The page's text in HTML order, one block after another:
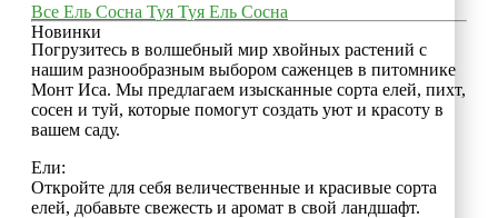
Все Ель Сосна Туя Туя Ель Сосна
Новинки
Погрузитесь в волшебный мир хвойных растений с
нашим разнообразным выбором саженцев в питомнике
Монт Иса. Мы предлагаем изысканные сорта елей, пихт,
сосен и туй, которые помогут создать уют и красоту в
вашем саду.
Ели:
Откройте для себя величественные и красивые сорта
елей, добавьте свежесть и аромат в свой ландшафт.